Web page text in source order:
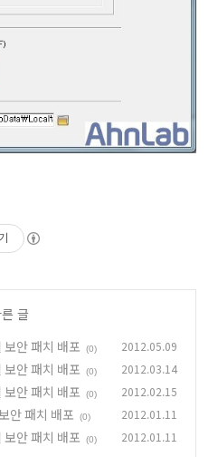
글
안 패치 배포
(0) 2012.05.09
안 패치 배포 (0) 2012.03.14
안 패치 배포 (0) 2012.02.15
안 패치 배포 (0) 2012.01.11
안 패치 배포 (0) 2012.01.11